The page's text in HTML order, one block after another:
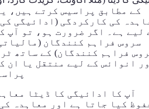
کی کارکردگی (ادائیگی
لیے ہے۔ اگر ضرورت ہو، تو آپ
سروس فراہم کنندگان
فراہم کنندگان) کے ساتھ
انوائس کے لیے منتقل یا ان
آپ کا ادائیگی کا ڈیٹا
کیا جاتا ہے اور معاہدہ